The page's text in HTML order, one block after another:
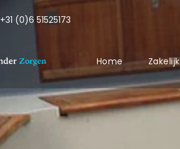
+31 (0)6 51525173
Home Zakelijk